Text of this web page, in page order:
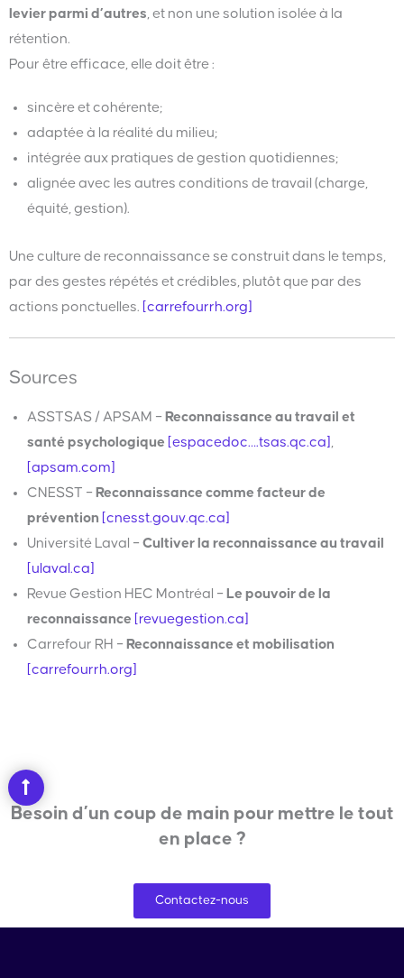
levier parmi d’autres , et non une solution isolée à la
rétention.
Pour être efficace, elle doit être :
sincère et cohérente;
adaptée à la réalité du milieu;
intégrée aux pratiques de gestion quotidiennes;
alignée avec les autres conditions de travail (charge,
équité, gestion).
Une culture de reconnaissance se construit dans le temps,
par des gestes répétés et crédibles, plutôt que par des
actions ponctuelles. [carrefourrh.org]
Sources
ASSTSAS / APSAM – Reconnaissance au travail et
santé psychologique [espacedoc….tsas.qc.ca] ,
[apsam.com]
CNESST – Reconnaissance comme facteur de
prévention [cnesst.gouv.qc.ca]
Université Laval – Cultiver la reconnaissance au travail
[ulaval.ca]
Revue Gestion HEC Montréal – Le pouvoir de la
reconnaissance
[revuegestion.ca]
Carrefour RH – Reconnaissance et mobilisation
[carrefourrh.org]
Besoin d’un coup de main pour mettre le tout
en place ?
Contactez-nous